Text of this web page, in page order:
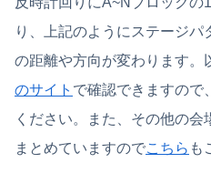
り、上記のようにステージ
の距離や方向が変わります。
のサイト で確認できますので
ください。また、その他の
まとめていますのでこちら も